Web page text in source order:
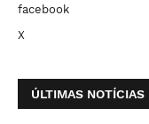
facebook
X
ÚLTIMAS NOTÍCIAS